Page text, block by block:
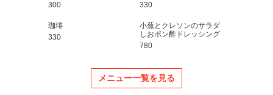
300
330
珈琲
330
小蕪とクレソンのサラダ
しおポン酢ドレッシング
780
メニュー一覧を見る